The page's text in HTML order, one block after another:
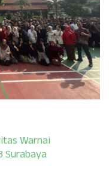
Warnai
Surabaya